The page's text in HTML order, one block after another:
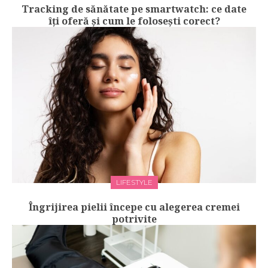
Tracking de sănătate pe smartwatch: ce date
îți oferă și cum le folosești corect?
LIFESTYLE
Îngrijirea pielii începe cu alegerea cremei
potrivite